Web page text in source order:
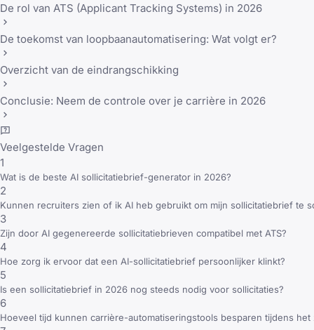
De rol van ATS (Applicant Tracking Systems) in 2026
De toekomst van loopbaanautomatisering: Wat volgt er?
Overzicht van de eindrangschikking
Conclusie: Neem de controle over je carrière in 2026
Veelgestelde Vragen
1
Wat is de beste AI sollicitatiebrief-generator in 2026?
2
Kunnen recruiters zien of ik AI heb gebruikt om mijn sollicitatiebrief te
3
Zijn door AI gegenereerde sollicitatiebrieven compatibel met ATS?
4
Hoe zorg ik ervoor dat een AI-sollicitatiebrief persoonlijker klinkt?
5
Is een sollicitatiebrief in 2026 nog steeds nodig voor sollicitaties?
6
Hoeveel tijd kunnen carrière-automatiseringstools besparen tijdens het